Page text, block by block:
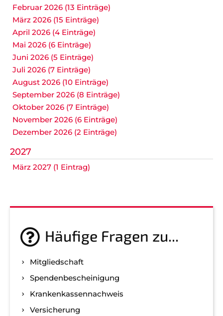
Februar 2026 (13 Einträge)
März 2026 (15 Einträge)
April 2026 (4 Einträge)
Mai 2026 (6 Einträge)
Juni 2026 (5 Einträge)
Juli 2026 (7 Einträge)
August 2026 (10 Einträge)
September 2026 (8 Einträge)
Oktober 2026 (7 Einträge)
November 2026 (6 Einträge)
Dezember 2026 (2 Einträge)
2027
März 2027 (1 Eintrag)
Häufige Fragen zu...
Mitgliedschaft
Spenden­bescheinigung
Kranken­kassen­nachweis
Versicherung